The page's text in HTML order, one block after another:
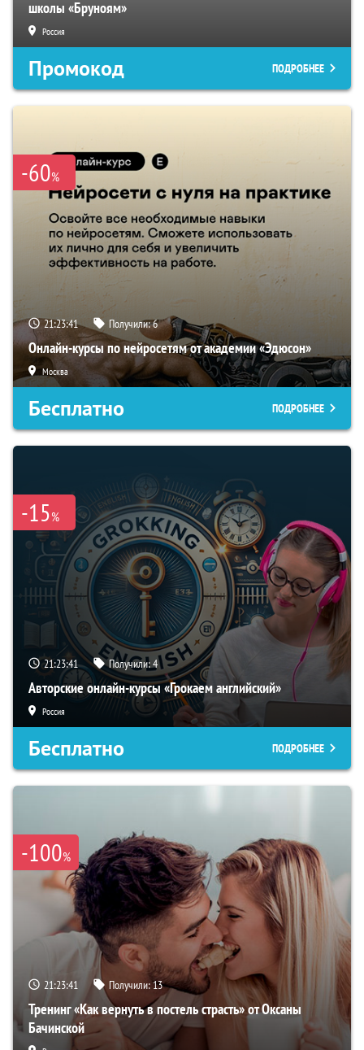
школы «Бруноям»
Россия
Промокод ПОДРОБНЕЕ
-60%
21:23:40 Получили:6
Онлайн-курсы по нейросетям от академии «Эдюсон»
Москва
Бесплатно ПОДРОБНЕЕ
-15%
21:23:40 Получили:4
Авторские онлайн-курсы «Грокаем английский»
Россия
Бесплатно ПОДРОБНЕЕ
-100%
21:23:40 Получили:13
Тренинг «Как вернуть в постель страсть» от Оксаны
Бачинской